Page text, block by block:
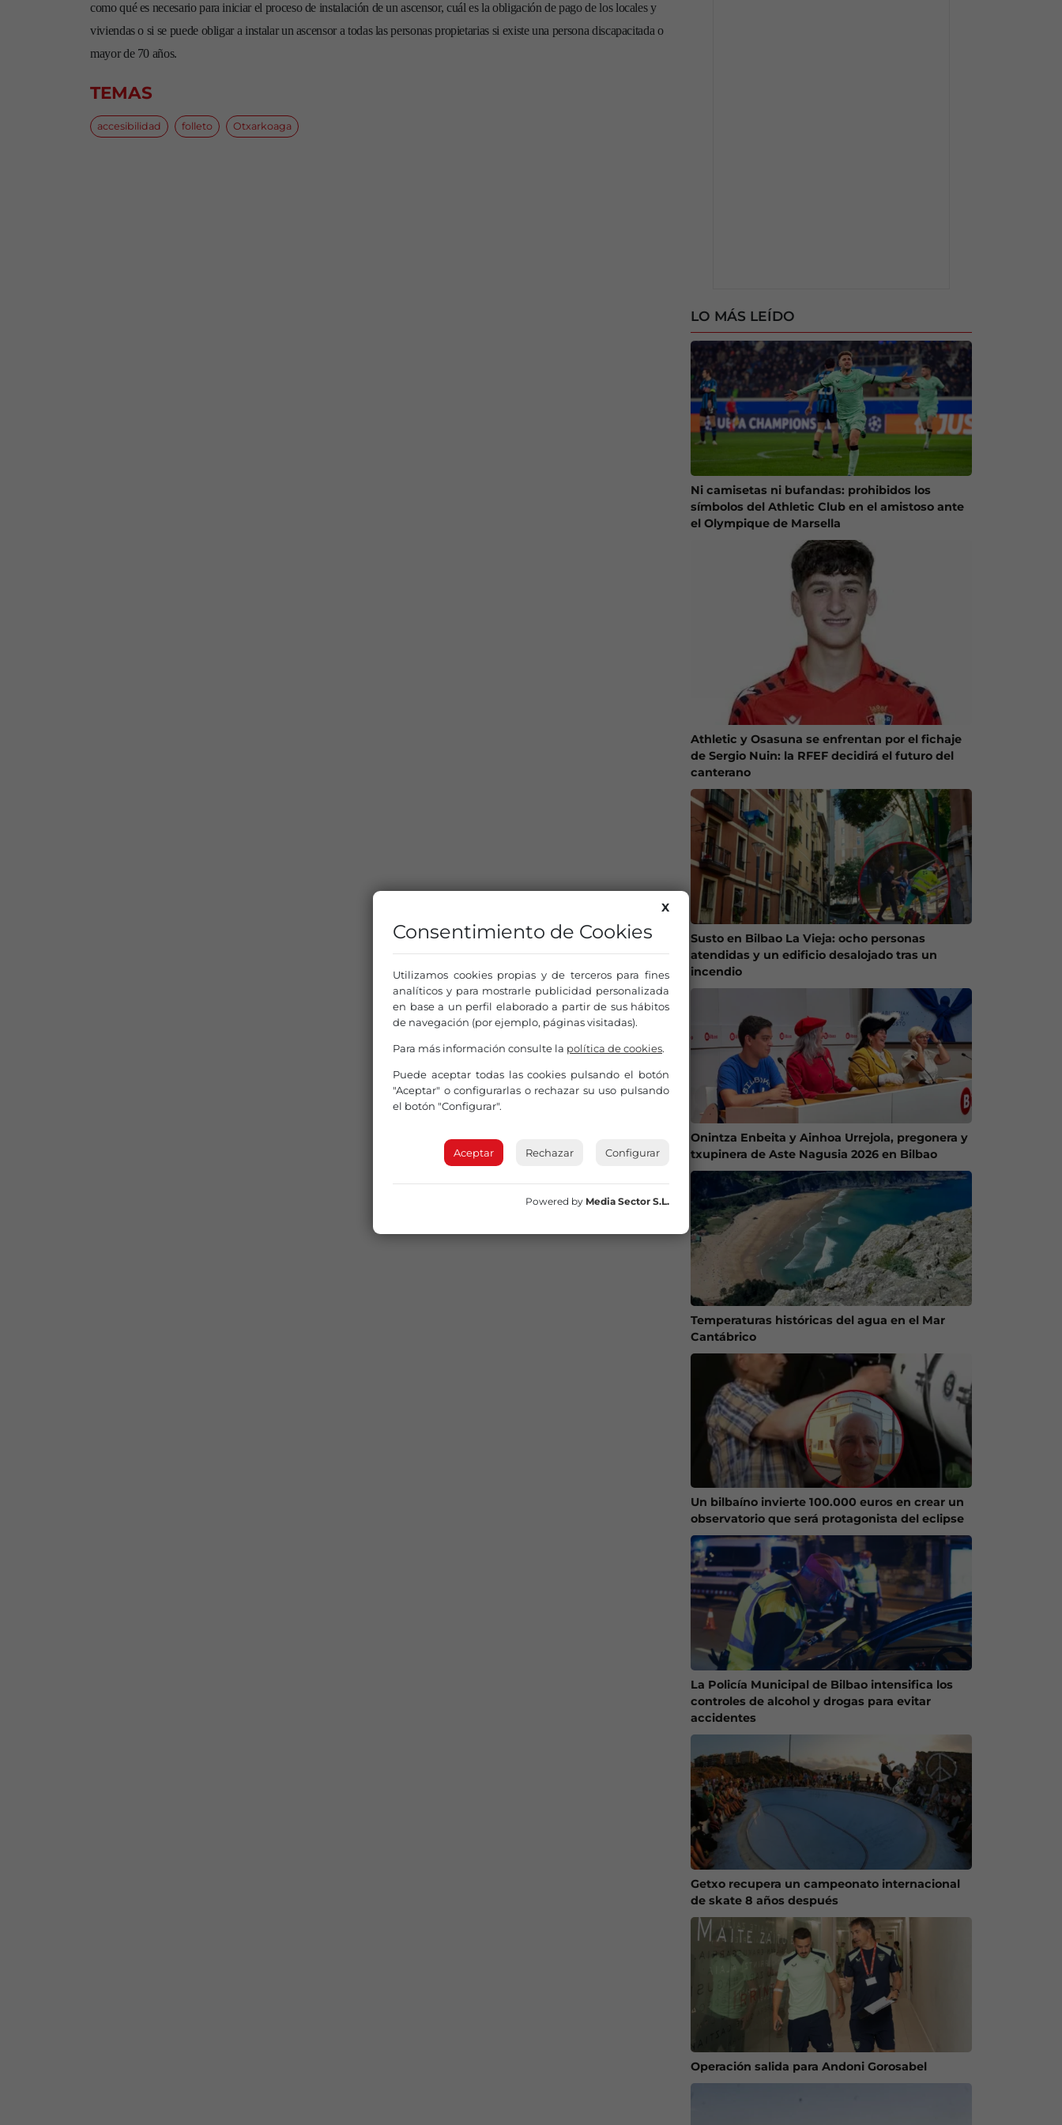
como qué es necesario para iniciar el proceso de instalación de un ascensor, cuál es la obligación de pago de los locales y
viviendas o si se puede obligar a instalar un ascensor a todas las personas propietarias si existe una persona discapacitada o
mayor de 70 años.
TEMAS
accesibilidad folleto Otxarkoaga
LO MÁS LEÍDO
Ni camisetas ni bufandas: prohibidos los
símbolos del Athletic Club en el amistoso ante
el Olympique de Marsella
Athletic y Osasuna se enfrentan por el fichaje
de Sergio Nuin: la RFEF decidirá el futuro del
canterano
Susto en Bilbao La Vieja: ocho personas
atendidas y un edificio desalojado tras un
incendio
Onintza Enbeita y Ainhoa Urrejola, pregonera y
txupinera de Aste Nagusia 2026 en Bilbao
Temperaturas históricas del agua en el Mar
Cantábrico
Un bilbaíno invierte 100.000 euros en crear un
observatorio que será protagonista del eclipse
La Policía Municipal de Bilbao intensifica los
controles de alcohol y drogas para evitar
accidentes
Getxo recupera un campeonato internacional
de skate 8 años después
Operación salida para Andoni Gorosabel
X
Consentimiento de Cookies
Utilizamos cookies propias y de terceros para fines
analíticos y para mostrarle publicidad personalizada
en base a un perfil elaborado a partir de sus hábitos
de navegación (por ejemplo, páginas visitadas).
Para más información consulte la política de cookies.
Puede aceptar todas las cookies pulsando el botón
"Aceptar" o configurarlas o rechazar su uso pulsando
el botón "Configurar".
Aceptar Rechazar Configurar
Powered by Media Sector S.L.